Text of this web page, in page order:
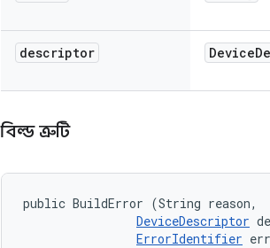
descriptor Device
বিল্ড ত্রুটি
public BuildError (String reason,
DeviceDescriptor
ErrorIdentifier